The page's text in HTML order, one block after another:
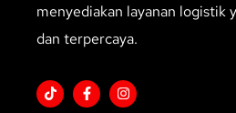
menyediakan layanan logistik
dan terpercaya.